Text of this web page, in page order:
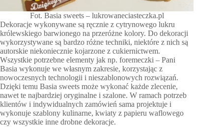
Fot. Basia sweets – lukrowaneciasteczka.pl
Dekoracje wykonywane są ręcznie z cytrynowego lukru
królewskiego barwionego na przeróżne kolory. Do dekoracji
wykorzystywane są bardzo różne techniki, niektóre z nich są
autorskie niekoniecznie kojarzone z cukiernictwem.
Wszystkie potrzebne elementy jak np. foremeczki – Pani
Basia wykonuje we własnym zakresie, korzystając z
nowoczesnych technologii i nieszablonowych rozwiązań.
Dzięki temu Basia sweets może wykonać każde zlecenie,
nawet te najbardziej oryginalne i szalone. W ramach potrzeb
klientów i indywidualnych zamówień sama projektuje i
wykonuje szablony kulinarne, kwiaty z papieru waflowego
czy wszystkie inne drobne dekoracje.